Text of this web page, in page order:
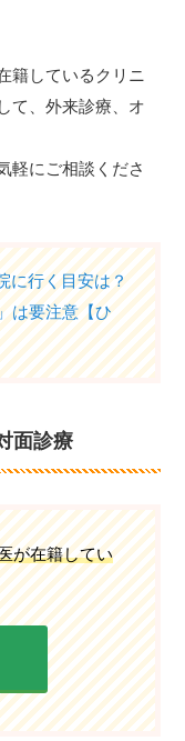
籍しているクリニ
て、外来診療、オ
軽にご相談くださ
に行く目安は？
は要注意【ひ
面診療
が在籍してい